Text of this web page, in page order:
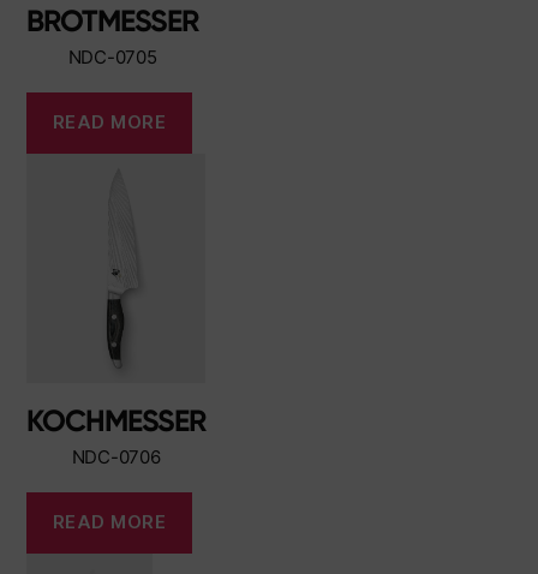
BROTMESSER
NDC-0705
READ MORE
KOCHMESSER
NDC-0706
READ MORE